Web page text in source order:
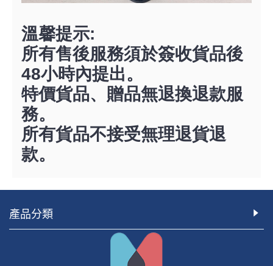
溫馨提示:
所有售後服務須於簽收貨品後
48小時內提出。
特價貨品、贈品無退換退款服
務。
所有貨品不接受無理退貨退
款。
產品分類